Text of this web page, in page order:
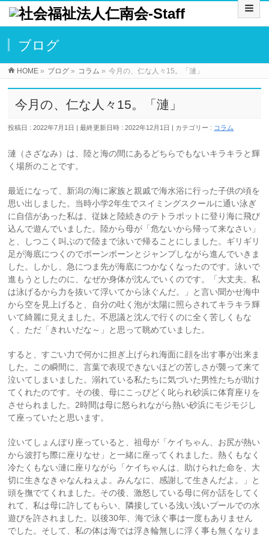
ブログ
HOME » ブログ » コラム » 今月の、仁な人々15。「漣」
今月の、仁な人々15。「漣」
投稿日 : 2022年7月1日 最終更新日時 : 2022年12月1日 カテゴリー : コラム
漣（さざなみ）は、陸と海の間にあるどちらでもないキラキラと輝
く場所のことです。
最近になって、新潟の海に家族と親戚で海水浴に行った子供の頃を
思い出しました。当時小学2年生でスイミングスクールに通い泳ぎ
に自信があった私は、従妹と陸続きのテトラポットに登り海に飛び
込んで遊んでいました。陸から母が「危ないから帰って来なさい」
と、しつこく叫ぶので陸まで泳いで帰ることにしました。ギリギリ
足が海底につくのでポーンポーンとジャンプしながら進んでいきま
した。しかし、急につま先が海底につかなくなったのです。泳いで
進もうとしたのに、なぜか身体が沈んでいくのです。「大丈夫。私
は泳げるから力を抜いて浮いてから泳ぐんだ。」と言い聞かせ海中
から空を見上げると、自分の吐く泡が太陽に照らされてキラキラ輝
いて綺麗に見えました。不思議と沈んで行くのに全く苦しくもな
く、ただ「きれいだな～」と思って眺めていました。
すると、すごい力で何かに担ぎ上げられ海面に顔を出す事が出来ま
した。この瞬間に、言葉で表現できないほどの苦しさが襲って来て
泣いてしまいました。溺れている私たちに気づいた男性たちが助け
てくれたのです。その後、母にこっぴどく叱られ砂浜に体育座りを
させられました。2時間は母に怒られながら熱い砂浜にモジモジし
て座っていたと思います。
泣いてしょんぼり座っていると、祖母が「ケイちゃん、お尻が熱い
から波打ち際に座りなせ」と一緒に座ってくれました。熱くもなく
冷たくもない漣に座りながら「ケイちゃんは、助けられた命を、大
切に生きなきゃなんねぇよ。みんなに、感謝して生きんだよ。」と
頭を撫でてくれました。その後、激怒している母に何か話をしてく
れて、私は母に許してもらい、隣接している浅い浅いプールでの水
遊びを許されました。以後30年、海で泳ぐ事は一度もありません
でした。そして、私の体は海では浮き輪無しに浮く事も無くなりま